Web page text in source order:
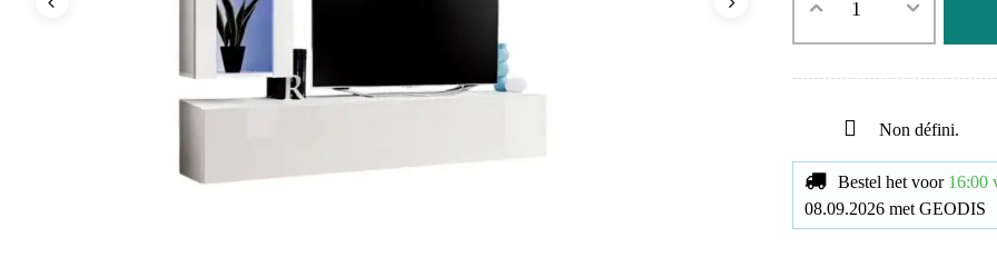
Non défini.
Bestel het voor 16:00
08.09.2026 met GEODIS